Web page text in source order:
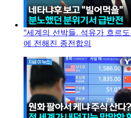
"세계의 선박들, 석유가 흐르
에 전해진 종전합의